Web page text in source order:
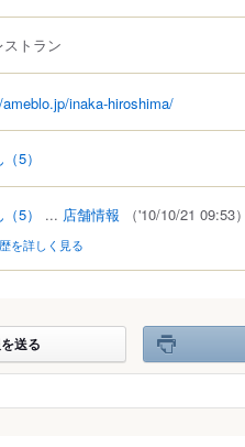
トラン
inaka-hiroshima/
（5）
（5） ... 店舗情報 （'10/10/21 09:53）
を詳しく見る
送る